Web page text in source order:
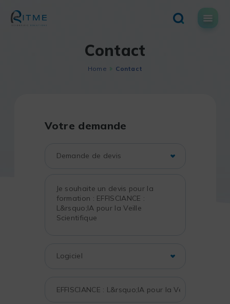
content
Contact
Home Contact
Votre demande